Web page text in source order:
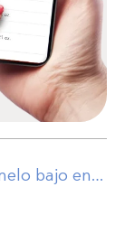
carbos sin huevo